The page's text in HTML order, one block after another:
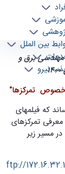
بین الملل
نیرو
برق ومهندسیبرقو
تمرکزها"
که فیلمهای
تمرکزهای
مسیر زیر
ftp://